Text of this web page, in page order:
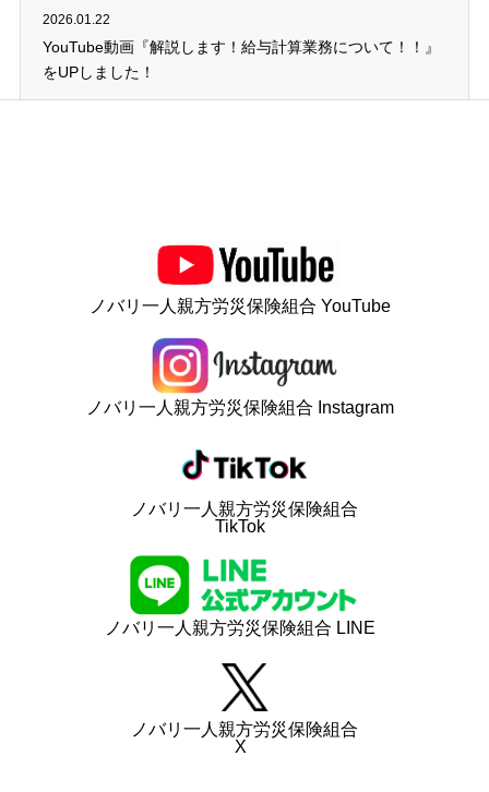
2026.01.22
YouTube動画『解説します！給与計算業務について！！』
をUPしました！
ノバリ一人親方労災保険組合 YouTube
ノバリ一人親方労災保険組合 Instagram
ノバリ一人親方労災保険組合
TikTok
ノバリ一人親方労災保険組合 LINE
ノバリ一人親方労災保険組合
X